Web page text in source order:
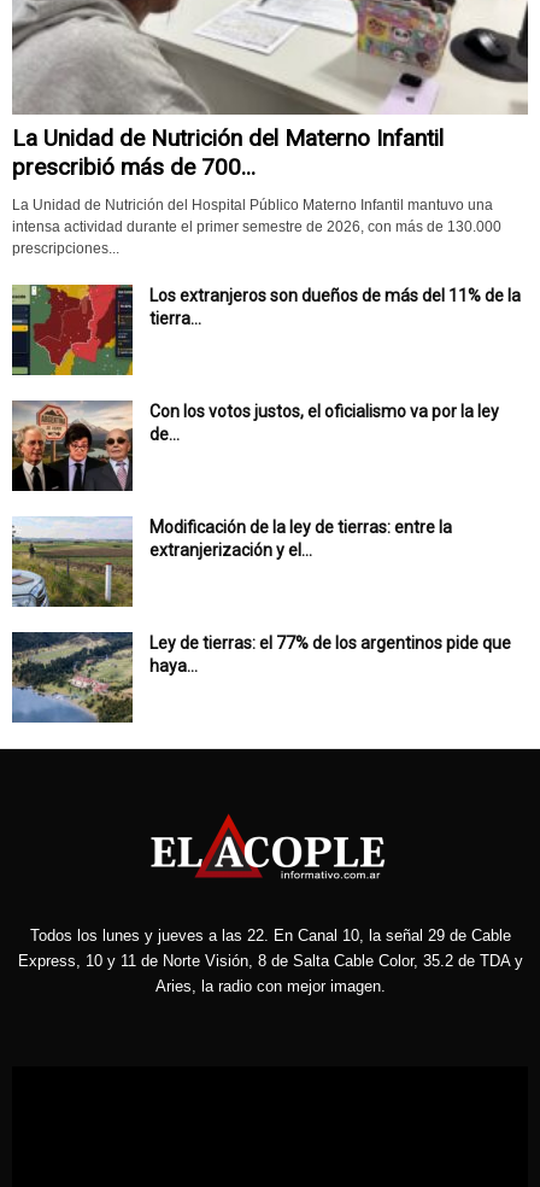
La Unidad de Nutrición del Materno Infantil
prescribió más de 700...
La Unidad de Nutrición del Hospital Público Materno Infantil mantuvo una
intensa actividad durante el primer semestre de 2026, con más de 130.000
prescripciones...
Los extranjeros son dueños de más del 11% de la
tierra...
Con los votos justos, el oficialismo va por la ley
de...
Modificación de la ley de tierras: entre la
extranjerización y el...
Ley de tierras: el 77% de los argentinos pide que
haya...
Todos los lunes y jueves a las 22. En Canal 10, la señal 29 de Cable
Express, 10 y 11 de Norte Visión, 8 de Salta Cable Color, 35.2 de TDA y
Aries, la radio con mejor imagen.